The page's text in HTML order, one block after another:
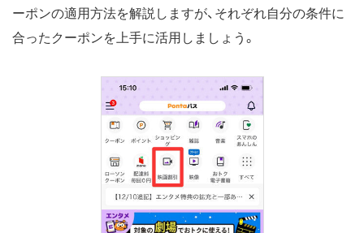
ーポンの適用方法を解説しますが、それぞれ自分の条件に
合ったクーポンを上手に活用しましょう。